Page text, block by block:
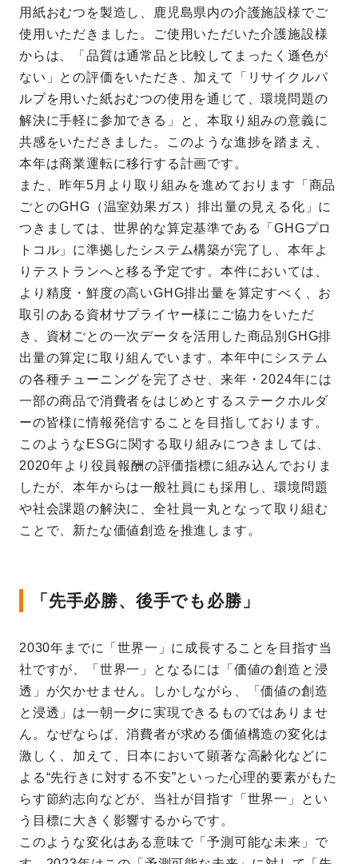
用紙おむつを製造し、鹿児島県内の介護施設様でご
使用いただきました。ご使用いただいた介護施設様
からは、「品質は通常品と比較してまったく遜色が
ない」との評価をいただき、加えて「リサイクルパ
ルプを用いた紙おむつの使用を通じて、環境問題の
解決に手軽に参加できる」と、本取り組みの意義に
共感をいただきました。このような進捗を踏まえ、
本年は商業運転に移行する計画です。
また、昨年5月より取り組みを進めております「商品
ごとのGHG（温室効果ガス）排出量の見える化」に
つきましては、世界的な算定基準である「GHGプロ
トコル」に準拠したシステム構築が完了し、本年よ
りテストランへと移る予定です。本件においては、
より精度・鮮度の高いGHG排出量を算定すべく、お
取引のある資材サプライヤー様にご協力をいただ
き、資材ごとの一次データを活用した商品別GHG排
出量の算定に取り組んでいます。本年中にシステム
の各種チューニングを完了させ、来年・2024年には
一部の商品で消費者をはじめとするステークホルダ
ーの皆様に情報発信することを目指しております。
このようなESGに関する取り組みにつきましては、
2020年より役員報酬の評価指標に組み込んでおりま
したが、本年からは一般社員にも採用し、環境問題
や社会課題の解決に、全社員一丸となって取り組む
ことで、新たな価値創造を推進します。
「先手必勝、後手でも必勝」
2030年までに「世界一」に成長することを目指す当
社ですが、「世界一」となるには「価値の創造と浸
透」が欠かせません。しかしながら、「価値の創造
と浸透」は一朝一夕に実現できるものではありませ
ん。なぜならば、消費者が求める価値構造の変化は
激しく、加えて、日本において顕著な高齢化などに
よる“先行きに対する不安”といった心理的要素がもた
らす節約志向などが、当社が目指す「世界一」とい
う目標に大きく影響するからです。
このような変化はある意味で「予測可能な未来」で